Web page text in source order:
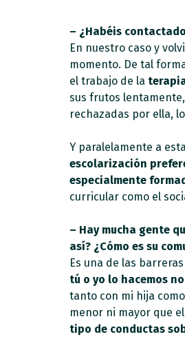
– ¿Habéis
En nuestro caso y
momento. De tal
el trabajo de la
sus frutos
rechazadas por ella,
Y paralelamente a
escolarización
especialmente
curricular como el
– Hay mucha gente
así? ¿Cómo es su
Es una de las
tú o yo lo hacemos
tanto con mi hija
menor ni mayor que
tipo de conductas